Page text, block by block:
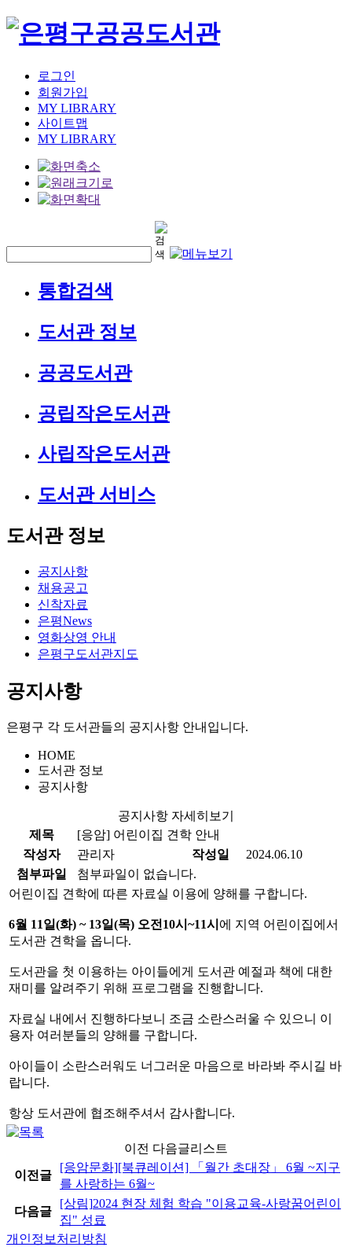
로그인
회원가입
MY LIBRARY
사이트맵
MY LIBRARY
통합검색
도서관 정보
공공도서관
공립작은도서관
사립작은도서관
도서관 서비스
도서관 정보
공지사항
채용공고
신착자료
은평News
영화상영 안내
은평구도서관지도
공지사항
은평구 각 도서관들의 공지사항 안내입니다.
HOME
도서관 정보
공지사항
공지사항 자세히보기
제목
[응암] 어린이집 견학 안내
작성자
관리자 작성일
2024.06.10
첨부파일
첨부파일이 없습니다.
어린이집 견학에 따른 자료실 이용에 양해를 구합니다.
6월 11일(화) ~ 13일(목) 오전10시~11시 에 지역 어린이집에서
도서관 견학을 옵니다.
도서관을 첫 이용하는 아이들에게 도서관 예절과 책에 대한
재미를 알려주기 위해 프로그램을 진행합니다.
자료실 내에서 진행하다보니 조금 소란스러울 수 있으니 이
용자 여러분들의 양해를 구합니다.
아이들이 소란스러워도 너그러운 마음으로 바라봐 주시길 바
랍니다.
항상 도서관에 협조해주셔서 감사합니다.
이전 다음글리스트
이전글
[응암문화][북큐레이션] 「월간 초대장」 6월 ~지구
를 사랑하는 6월~
다음글
[상림]2024 현장 체험 학습 "이용교육-사랑꿈어린이
집" 성료
개인정보처리방침